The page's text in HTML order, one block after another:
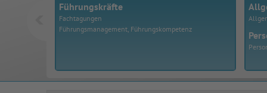
Führungskräfte
Fachtagungen
Führungsmanagement, Führungskompetenz